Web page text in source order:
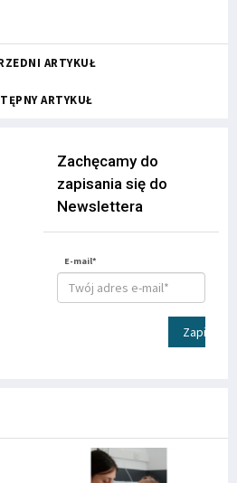
ARTYKUŁ
ARTYKUŁ
Zachęcamy do
zapisania się do
Newslettera
E-mail*
Zapisz